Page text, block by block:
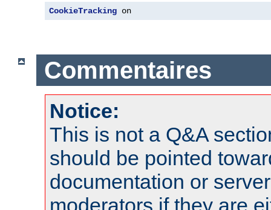
CookieTracking on
Commentaires
Notice:
This is not a Q&A
should be pointed
documentation or
moderators if they are